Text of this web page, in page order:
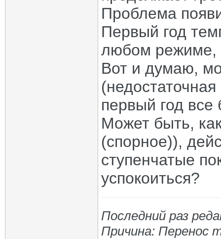
Проблема
Первый год
любом режиме,
Вот и думаю,
первый год
Может быть,
(спорное)),
ступенчатые
успокоиться?
Последний раз
Причина: Перенос